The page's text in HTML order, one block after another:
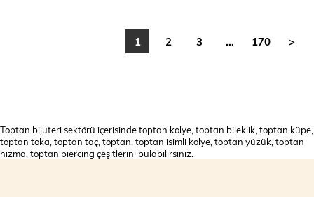
1 2 3 ... 170 >
Toptan bijuteri sektörü içerisinde toptan kolye, toptan bileklik, toptan küpe,
toptan toka, toptan taç, toptan, toptan isimli kolye, toptan yüzük, toptan
hızma, toptan piercing çeşitlerini bulabilirsiniz.